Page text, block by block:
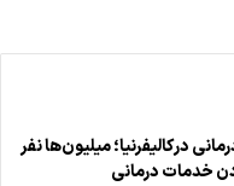
در کالیفرنیا؛ میلیون‌ها نفر
خدمات درمانی